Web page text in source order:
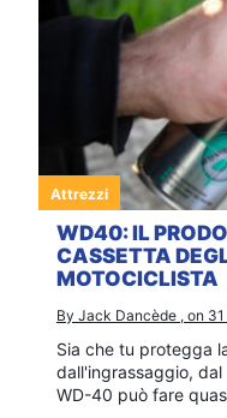
Attrezzi
WD40: IL
CASSETTA
MOTOCICLISTA
By Jack Dancède , on
Sia che tu protegga
dall'ingrassaggio,
WD-40 può fare